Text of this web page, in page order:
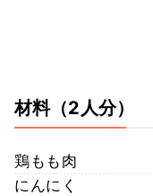
材料（2人分）
鶏もも肉
にんにく